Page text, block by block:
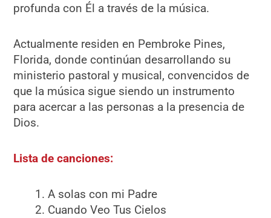
profunda con Él a través de la música.
Actualmente residen en Pembroke Pines,
Florida, donde continúan desarrollando su
ministerio pastoral y musical, convencidos de
que la música sigue siendo un instrumento
para acercar a las personas a la presencia de
Dios.
Lista de canciones:
A solas con mi Padre
Cuando Veo Tus Cielos